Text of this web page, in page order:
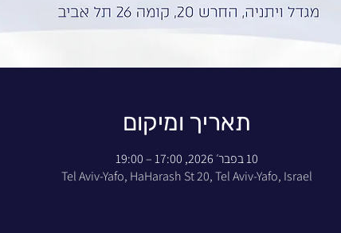
תאריך ומיקום
10 בפבר׳ 2026, 17:00 – 19:00
Tel Aviv-Yafo, HaHarash St 20, Tel Aviv-Yafo, Israel